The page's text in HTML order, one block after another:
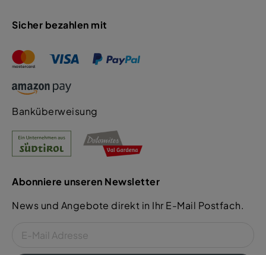
Sicher bezahlen mit
Banküberweisung
Abonniere unseren Newsletter
News und Angebote direkt in Ihr E-Mail Postfach.